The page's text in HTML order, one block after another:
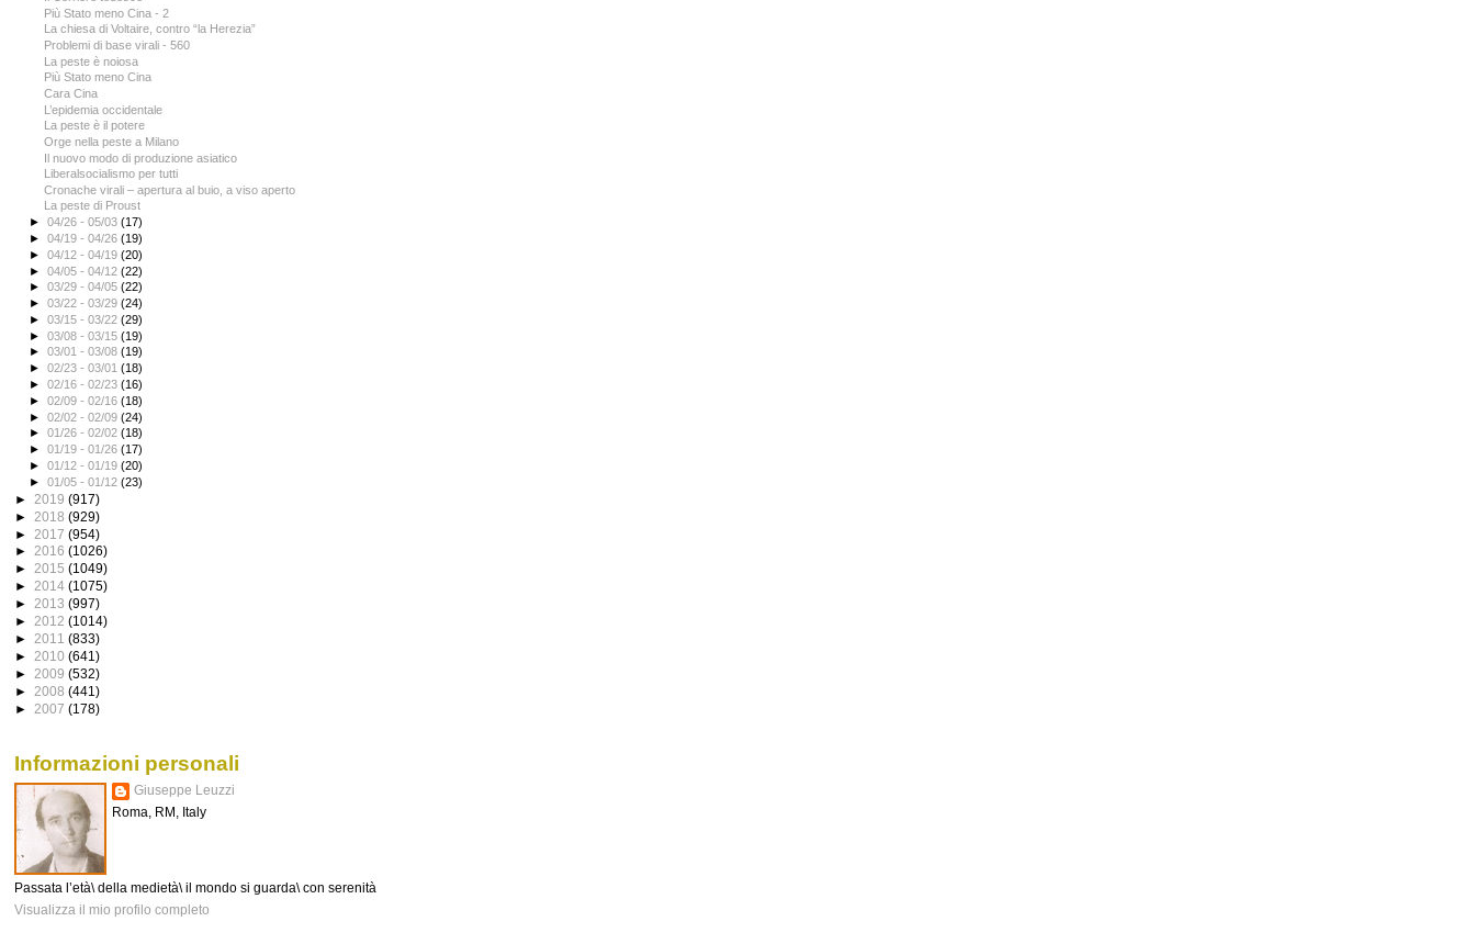
Più Stato meno Cina - 2
La chiesa di Voltaire, contro “la Herezia”
Problemi di base virali - 560
La peste è noiosa
Più Stato meno Cina
Cara Cina
L’epidemia occidentale
La peste è il potere
Orge nella peste a Milano
Il nuovo modo di produzione asiatico
Liberalsocialismo per tutti
Cronache virali – apertura al buio, a viso aperto
La peste di Proust
►04/26 - 05/03(17)
►04/19 - 04/26(19)
►04/12 - 04/19(20)
►04/05 - 04/12(22)
►03/29 - 04/05(22)
►03/22 - 03/29(24)
►03/15 - 03/22(29)
►03/08 - 03/15(19)
►03/01 - 03/08(19)
►02/23 - 03/01(18)
►02/16 - 02/23(16)
►02/09 - 02/16(18)
►02/02 - 02/09(24)
►01/26 - 02/02(18)
►01/19 - 01/26(17)
►01/12 - 01/19(20)
►01/05 - 01/12(23)
► 2019 (917)
► 2018 (929)
► 2017 (954)
► 2016 (1026)
► 2015 (1049)
► 2014 (1075)
► 2013 (997)
► 2012 (1014)
► 2011 (833)
► 2010 (641)
► 2009 (532)
► 2008 (441)
► 2007 (178)
Informazioni personali
Giuseppe Leuzzi
Roma, RM, Italy
Passata l’età\ della medietà\ il mondo si guarda\ con serenità
Visualizza il mio profilo completo